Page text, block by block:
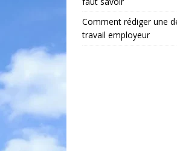
Comment rédiger une
travail employeur